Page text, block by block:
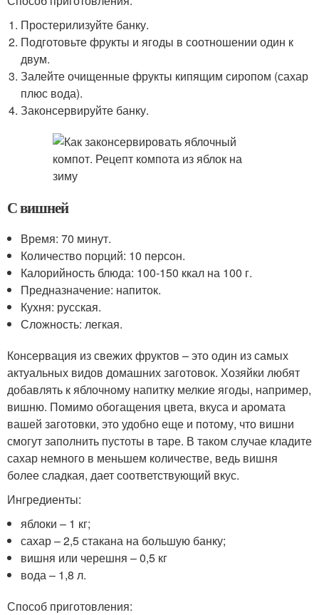
Простерилизуйте банку.
Подготовьте фрукты и ягоды в соотношении один к
двум.
Залейте очищенные фрукты кипящим сиропом (сахар
плюс вода).
Законсервируйте банку.
С вишней
Время: 70 минут.
Количество порций: 10 персон.
Калорийность блюда: 100-150 ккал на 100 г.
Предназначение: напиток.
Кухня: русская.
Сложность: легкая.
Консервация из свежих фруктов – это один из самых
актуальных видов домашних заготовок. Хозяйки любят
добавлять к яблочному напитку мелкие ягоды, например,
вишню. Помимо обогащения цвета, вкуса и аромата
вашей заготовки, это удобно еще и потому, что вишни
смогут заполнить пустоты в таре. В таком случае кладите
сахар немного в меньшем количестве, ведь вишня
более сладкая, дает соответствующий вкус.
Ингредиенты:
яблоки – 1 кг;
сахар – 2,5 стакана на большую банку;
вишня или черешня – 0,5 кг
вода – 1,8 л.
Способ приготовления: